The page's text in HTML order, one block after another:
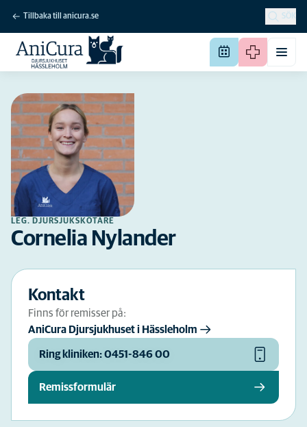
Tillbaka till anicura.se SÖK
LEG. DJURSJUKSKÖTARE
Cornelia Nylander
Kontakt
Finns för remisser på:
AniCura Djursjukhuset i Hässleholm
Ring kliniken: 0451-846 00
Remissformulär